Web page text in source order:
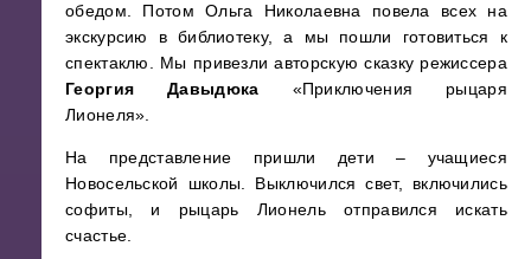
обедом. Потом Ольга Николаевна повела всех на
экскурсию в библиотеку, а мы пошли готовиться к
спектаклю. Мы привезли авторскую сказку режиссера
Георгия Давыдюка «Приключения рыцаря
Лионеля».
На представление пришли дети – учащиеся
Новосельской школы. Выключился свет, включились
софиты, и рыцарь Лионель отправился искать
счастье.